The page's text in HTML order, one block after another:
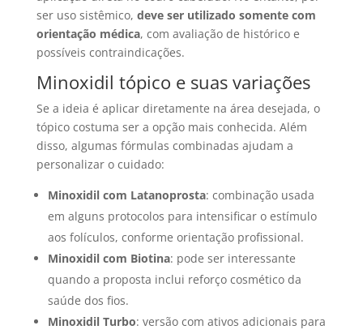
ser uso sistêmico, deve ser utilizado somente com
orientação médica, com avaliação de histórico e
possíveis contraindicações.
Minoxidil tópico e suas variações
Se a ideia é aplicar diretamente na área desejada, o
tópico costuma ser a opção mais conhecida. Além
disso, algumas fórmulas combinadas ajudam a
personalizar o cuidado:
Minoxidil com Latanoprosta: combinação usada
em alguns protocolos para intensificar o estímulo
aos folículos, conforme orientação profissional.
Minoxidil com Biotina: pode ser interessante
quando a proposta inclui reforço cosmético da
saúde dos fios.
Minoxidil Turbo: versão com ativos adicionais para